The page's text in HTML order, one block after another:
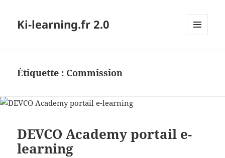
Ki-learning.fr 2.0
Étiquette : Commission
DEVCO Academy portail e-
learning